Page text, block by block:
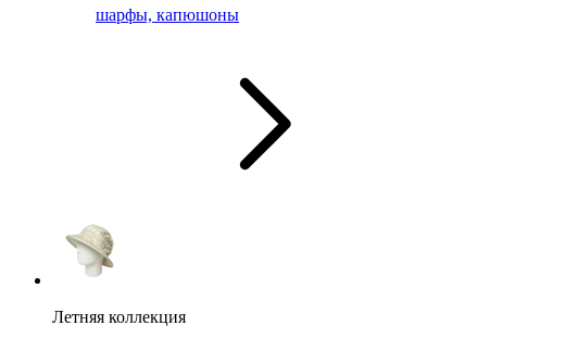
шарфы, капюшоны
Летняя коллекция